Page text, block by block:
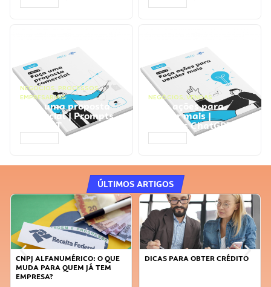
NEGÓCIOS, PROCESSOS
EMPRESARIAIS
Faça uma proposta
comercial | Prompts
ChatGPT
NEGÓCIOS, VENDAS
Faça ações para
vender mais |
Prompts ChatGPT
ÚLTIMOS ARTIGOS
CNPJ ALFANUMÉRICO: O QUE
MUDA PARA QUEM JÁ TEM
EMPRESA?
DICAS PARA OBTER CRÉDITO